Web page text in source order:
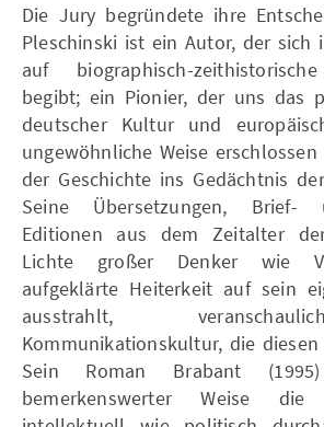
Die Jury begründete ihre
Pleschinski ist ein Autor, der sich
auf biographisch-
begibt; ein Pionier, der uns das
deutscher Kultur und
ungewöhnliche Weise
der Geschichte ins Gedächtnis
Seine Übersetzungen, Brief-
Editionen aus dem Zeitalter
Lichte großer Denker wie
aufgeklärte Heiterkeit auf sein
ausstrahlt,
Kommunikationskultur, die
Sein Roman Brabant
bemerkenswerter Weise die